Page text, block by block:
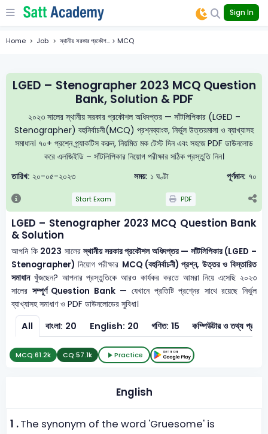
Sign In
Home Job স্থানীয় সরকার প্রকৌশ... > MCQ
LGED – Stenographer 2023 MCQ Question
Bank, Solution & PDF
২০২৩ সালের স্থানীয় সরকার প্রকৌশল অধিদপ্তর — সাঁটলিপিকার (LGED –
Stenographer) বহুনির্বাচনী(MCQ) প্রশ্নব্যাংক, নির্ভুল উত্তরমালা ও ব্যাখ্যাসহ
সমাধান। ৭০+ প্রশ্নে প্র্যাকটিস করুন, নিয়মিত মক টেস্ট দিন এবং সহজে PDF ডাউনলোড
করে এলজিইডি – সাঁটলিপিকার নিয়োগ পরীক্ষার সঠিক প্রস্তুতি নিন।
তারিখ: ২০-০৫-২০২৩ সময়: ১ ঘণ্টা পূর্ণমান: ৭০
Start Exam PDF
LGED – Stenographer 2023 MCQ Question Bank
& Solution
আপনি কি 2023 সালেরস্থানীয় সরকার প্রকৌশল অধিদপ্তর — সাঁটলিপিকার (LGED –
Stenographer) নিয়োগ পরীক্ষার MCQ (বহুনির্বাচনী) প্রশ্ন, উত্তর ও বিস্তারিত
সমাধানখুঁজছেন? আপনার প্রস্তুতিকে আরও কার্যকর করতে আমরা নিয়ে এসেছি ২০২৩
সালের সম্পূর্ণ Question Bank— যেখানে প্রতিটি প্রশ্নের সাথে রয়েছে নির্ভুল
ব্যাখ্যাসহ সমাধাণ ও PDF ডাউনলোডের সুবিধা।
All বাংলা: 20 English: 20 গণিত: 15 কম্পিউটার
MCQ:61.2k CQ:57.1k Practice
English
1 .The synonym of the word 'Gruesome' is